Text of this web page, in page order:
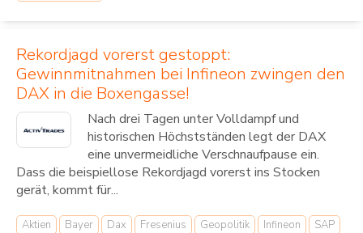
Rekordjagd vorerst gestoppt:
Gewinnmitnahmen bei Infineon zwingen den
DAX in die Boxengasse!
Nach drei Tagen unter Volldampf und
historischen Höchstständen legt der DAX
eine unvermeidliche Verschnaufpause ein.
Dass die beispiellose Rekordjagd vorerst ins Stocken
gerät, kommt für...
Aktien Bayer Dax Fresenius Geopolitik Infineon SAP